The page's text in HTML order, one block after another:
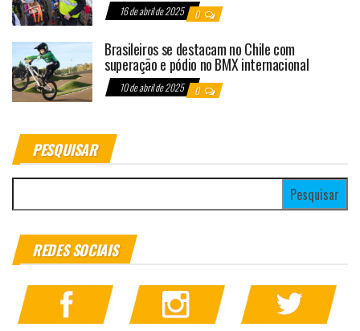
16 de abril de 2025 0
Brasileiros se destacam no Chile com
superação e pódio no BMX internacional
10 de abril de 2025 0
PESQUISAR
REDES SOCIAIS